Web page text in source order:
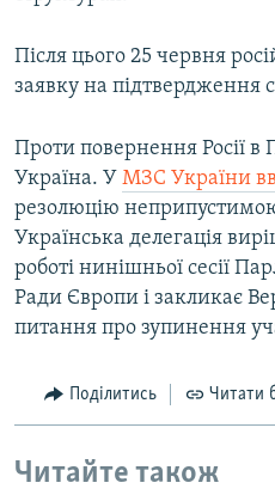
Після цього 25 червня
заявку на підтвердження
Проти повернення Росії в
Україна. У МЗС України
резолюцію
Українська делегація
роботі нинішньої сесії
Ради Європи і закликає
питання про зупинення
Поділитись Читати
Читайте також